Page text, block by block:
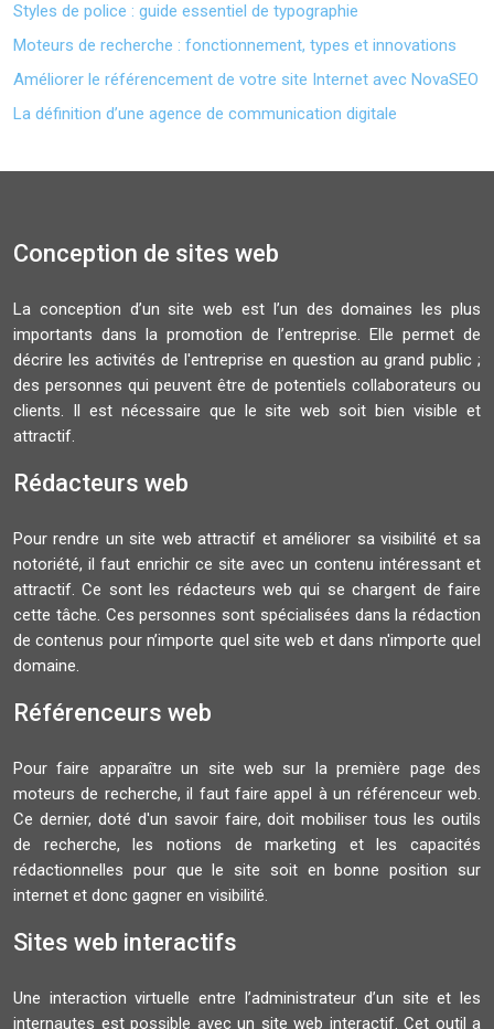
Styles de police : guide essentiel de typographie
Moteurs de recherche : fonctionnement, types et innovations
Améliorer le référencement de votre site Internet avec NovaSEO
La définition d’une agence de communication digitale
Conception de sites web
La conception d’un site web est l’un des domaines les plus
importants dans la promotion de l’entreprise. Elle permet de
décrire les activités de l'entreprise en question au grand public ;
des personnes qui peuvent être de potentiels collaborateurs ou
clients. Il est nécessaire que le site web soit bien visible et
attractif.
Rédacteurs web
Pour rendre un site web attractif et améliorer sa visibilité et sa
notoriété, il faut enrichir ce site avec un contenu intéressant et
attractif. Ce sont les rédacteurs web qui se chargent de faire
cette tâche. Ces personnes sont spécialisées dans la rédaction
de contenus pour n’importe quel site web et dans n'importe quel
domaine.
Référenceurs web
Pour faire apparaître un site web sur la première page des
moteurs de recherche, il faut faire appel à un référenceur web.
Ce dernier, doté d'un savoir faire, doit mobiliser tous les outils
de recherche, les notions de marketing et les capacités
rédactionnelles pour que le site soit en bonne position sur
internet et donc gagner en visibilité.
Sites web interactifs
Une interaction virtuelle entre l’administrateur d’un site et les
internautes est possible avec un site web interactif. Cet outil a